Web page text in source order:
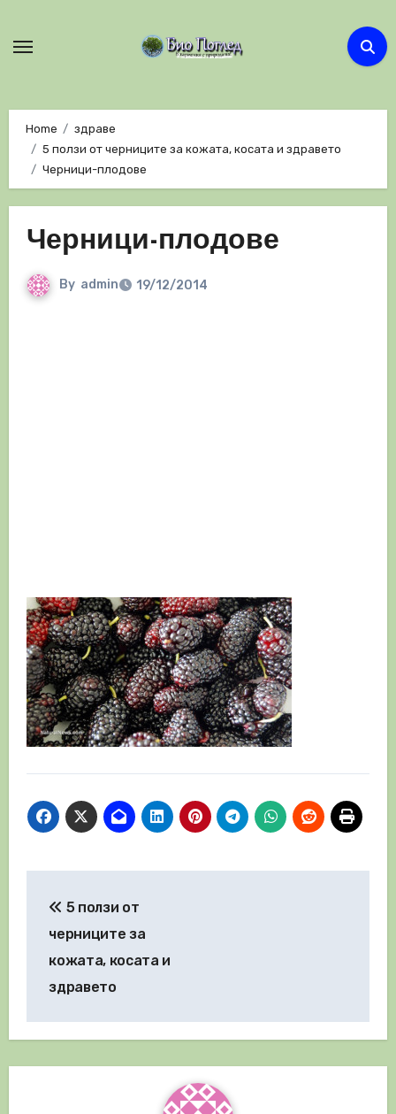
Home
здраве
5 ползи от черниците за кожата, косата и здравето
Черници-плодове
Черници-плодове
By admin 19/12/2014
5 ползи от
черниците за
кожата, косата и
здравето